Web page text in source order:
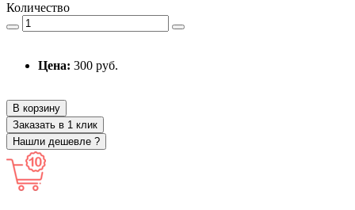
Количество
Цена: 300 руб.
В корзину
Заказать в 1 клик
Нашли дешевле ?